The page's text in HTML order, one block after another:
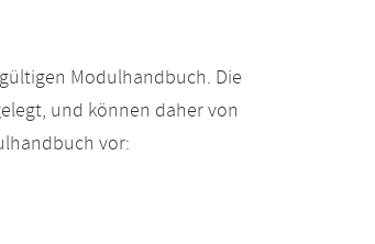
Modulhandbuch. Die
und können daher von
vor: